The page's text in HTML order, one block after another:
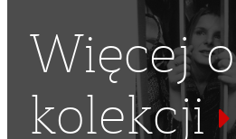
Więcej o
kolekcji